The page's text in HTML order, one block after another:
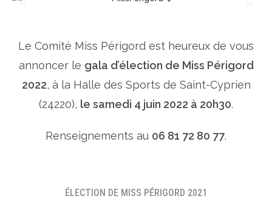
Le Comité Miss Périgord est heureux de vous
annoncer le gala d’élection de Miss Périgord
2022, à la Halle des Sports de Saint-Cyprien
(24220), le samedi 4 juin 2022 à 20h30.
Renseignements au 06 81 72 80 77.
ÉLECTION DE MISS PÉRIGORD 2021